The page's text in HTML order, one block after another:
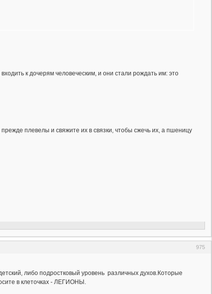
к дочерям человеческим, и они стали рождать им: это
плевелы и свяжите их в связки, чтобы сжечь их, а пшеницу
975
либо подростковый уровень различных духов.Которые
в клеточках - ЛЕГИОНЫ.